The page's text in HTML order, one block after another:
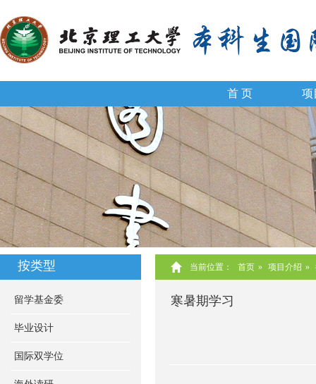
首 页 项
按类型
留学基金委
毕业设计
国际双学位
当前位置： 首页 » 项目介绍 »
寒暑期学习